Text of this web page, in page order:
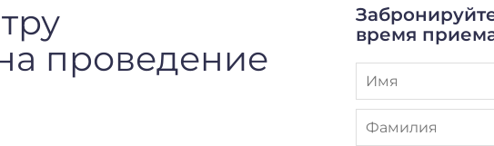
проведение
время